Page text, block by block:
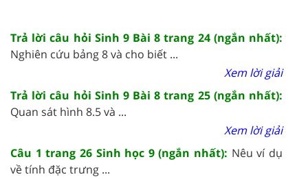
Trả lời câu hỏi Sinh 9 Bài 8 trang 24 (ngắn nhất):
Nghiên cứu bảng 8 và cho biết ...
Xem lời giải
Trả lời câu hỏi Sinh 9 Bài 8 trang 25 (ngắn nhất):
Quan sát hình 8.5 và ...
Xem lời giải
Câu 1 trang 26 Sinh học 9 (ngắn nhất): Nêu ví dụ
về tính đặc trưng ...